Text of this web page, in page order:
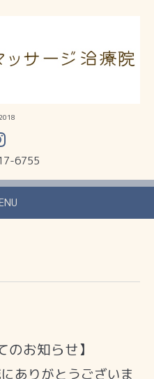
6755
のお知らせ】
ありがとうございま